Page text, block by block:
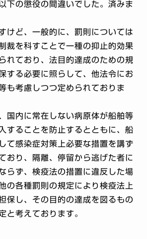
下の懲役の間違いでした。済みま
けど、一般的に、罰則については
裁を科すことで一種の抑止的効果
れており、法目的達成のための規
する必要に照らして、他法令にお
も考慮しつつ定められておりま
国内に常在しない病原体が船舶等
することを防止するとともに、船
て感染症対策上必要な措置を講ず
おり、隔離、停留から逃げた者に
らず、検疫法の措置に違反した場
の各種罰則の規定により検疫法上
保し、その目的の達成を図るもの
と考えております。